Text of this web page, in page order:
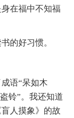
在福中不知福
的好习惯。
语“呆如木
铃”。我还知道
人摸象》的故